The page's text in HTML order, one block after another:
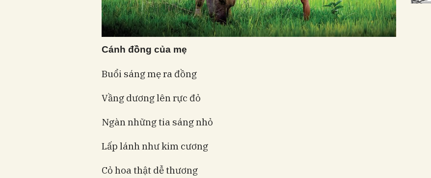
Cánh đồng của mẹ
Buổi sáng mẹ ra đồng
Vầng dương lên rực đỏ
Ngàn những tia sáng nhỏ
Lấp lánh như kim cương
Cỏ hoa thật dễ thương